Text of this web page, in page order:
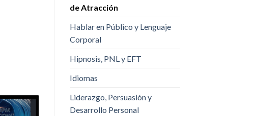
de Atracción
Hablar en Público y Lenguaje
Corporal
Hipnosis, PNL y EFT
Idiomas
Liderazgo, Persuasión y
Desarrollo Personal